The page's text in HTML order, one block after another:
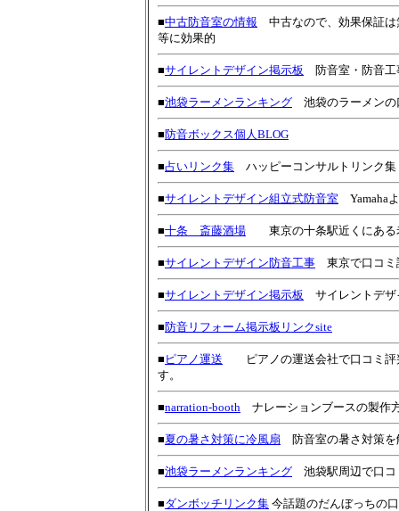
■中古防音室の情報 中古なので、効果保証は
等に効果的
■サイレントデザイン掲示板 防音室・防音工
■池袋ラーメンランキング 池袋のラーメンの
■防音ボックス個人BLOG
■占いリンク集 ハッピーコンサルトリンク集
■サイレントデザイン組立式防音室 Yamaha
■十条 斎藤酒場 東京の十条駅近くにある
■サイレントデザイン防音工事 東京で口コミ
■サイレントデザイン掲示板 サイレントデザ
■防音リフォーム掲示板リンクsite
■ ピアノ運送 ピアノの運送会社で口コミ評
す。
■narration-booth ナレーションブースの製作
■夏の暑さ対策に冷風扇 防音室の暑さ対策を
■池袋ラーメンランキング 池袋駅周辺で口コ
■ダンボッチリンク集 今話題のだんぼっちの